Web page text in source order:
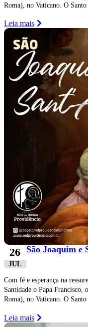
Roma), no Vaticano. O Santo
Leia mais
26
JUL
São Joaquim e
Com fé e esperança na
Santidade o Papa Francisco,
Roma), no Vaticano. O
Leia mais